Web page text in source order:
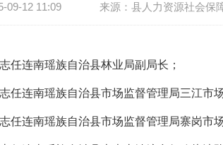
09-12 11:09 来源：县人力资源社会保
连南瑶族自治县林业局副局长；
连南瑶族自治县市场监督管理局三江市场
连南瑶族自治县市场监督管理局寨岗市场